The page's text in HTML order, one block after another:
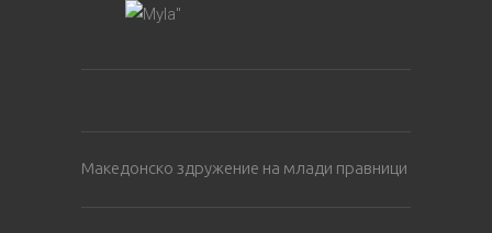
Македонско здружение на млади правници